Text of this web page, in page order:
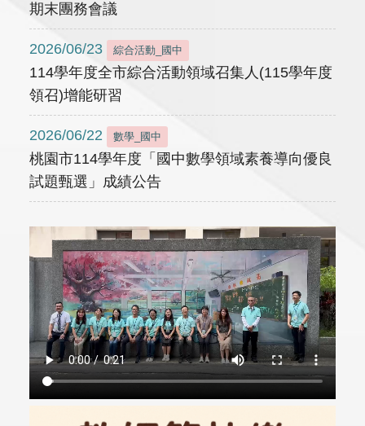
期末團務會議
2026/06/23 綜合活動_國中
114學年度全市綜合活動領域召集人(115學年度
領召)增能研習
2026/06/22 數學_國中
桃園市114學年度「國中數學領域素養導向優良
試題甄選」成績公告